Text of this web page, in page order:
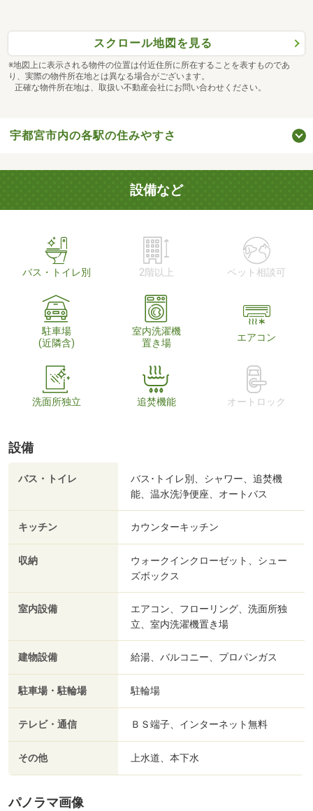
スクロール地図を見る
※地図上に表示される物件の位置は付近住所に所在することを表すものであ
り、実際の物件所在地とは異なる場合がございます。
正確な物件所在地は、取扱い不動産会社にお問い合わせください。
宇都宮市内の各駅の住みやすさ
設備など
バス・トイレ別 2階以上 ペット相談可
駐車場
(近隣含)
室内洗濯機
置き場
エアコン
洗面所独立 追焚機能 オートロック
設備
バス・トイレ
バス･トイレ別、シャワー、追焚機
能、温水洗浄便座、オートバス
キッチン カウンターキッチン
収納
ウォークインクローゼット、シュー
ズボックス
室内設備
エアコン、フローリング、洗面所独
立、室内洗濯機置き場
建物設備 給湯、バルコニー、プロパンガス
駐車場・駐輪場 駐輪場
テレビ・通信 ＢＳ端子、インターネット無料
その他 上水道、本下水
パノラマ画像